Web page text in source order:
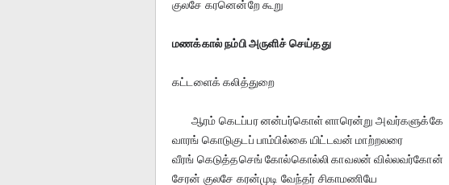
மணக்கால் நம்பி அருளிச் செய்தது
கட்டளைக் கலித்துறை
ஆரம் கெடப்பர னன்பர்கொள் ளாரென்று அவர்களுக்கே
வாரங் கொடுகுடப் பாம்பில்கை யிட்டவன் மாற்றலரை
வீரங் கெடுத்தசெங் கோல்கொல்லி காவலன் வில்லவர்கோன்